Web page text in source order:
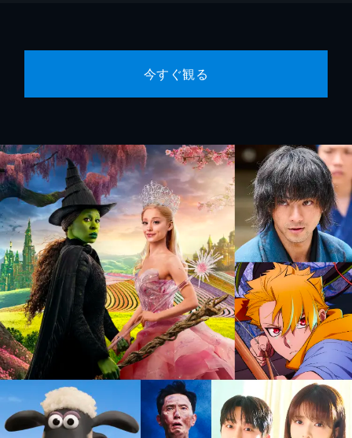
今すぐ観る